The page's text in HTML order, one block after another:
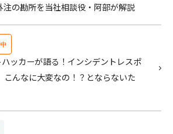
注の勘所を当社相談役・阿部が解説
ッカーが語る！インシデントレスポ
こんなに大変なの！？とならないた